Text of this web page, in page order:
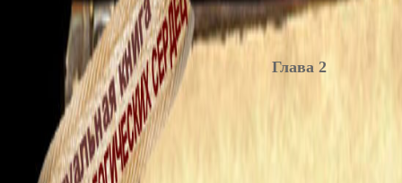
Глава 2